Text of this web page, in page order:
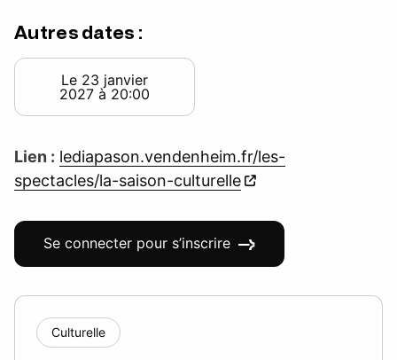
Autres dates :
Le 23 janvier
2027 à 20:00
Lien : lediapason.vendenheim.fr/les-
spectacles/la-saison-culturelle
Se connecter pour s’inscrire
Culturelle